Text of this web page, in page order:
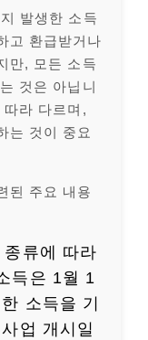
발생한 소득
고 환급받거나
만, 모든 소득
것은 아닙니
라 다르며,
는 것이 중요
된 주요 내용
류에 따라
득은 1월 1
소득을 기
업 개시일